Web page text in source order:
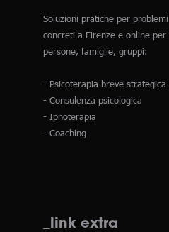
Soluzioni pratiche per problemi
concreti a Firenze e online per
persone, famiglie, gruppi:
- Psicoterapia breve strategica
- Consulenza psicologica
- Ipnoterapia
- Coaching
_link extra